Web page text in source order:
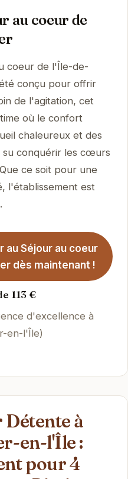
au coeur de
coeur de l'Île-de-
conçu pour offrir
de l'agitation, cet
où le confort
chaleureux et des
su conquérir les cœurs
ce soit pour une
l'établissement est
au Séjour au coeur
dès maintenant !
113 €
d'excellence à
en-l'Île)
Détente à
en-l'Île :
pour 4